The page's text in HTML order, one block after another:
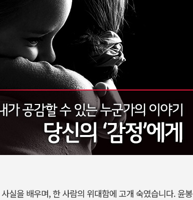
실을 배우며, 한 사람의 위대함에 고개 숙였습니다. 윤봉